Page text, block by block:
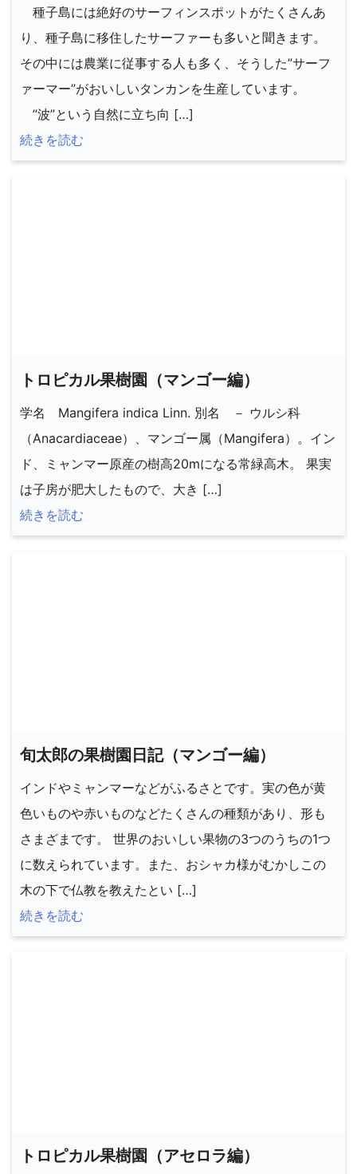
種子島には絶好のサーフィンスポットがたくさんあ
り、種子島に移住したサーファーも多いと聞きます。
その中には農業に従事する人も多く、そうした”サーフ
ァーマー”がおいしいタンカンを生産しています。
”波”という自然に立ち向 […]
続きを読む
トロピカル果樹園（マンゴー編）
学名 Mangifera indica Linn. 別名 － ウルシ科
（Anacardiaceae）、マンゴー属（Mangifera）。イン
ド、ミャンマー原産の樹高20mになる常緑高木。 果実
は子房が肥大したもので、大き […]
続きを読む
旬太郎の果樹園日記（マンゴー編）
インドやミャンマーなどがふるさとです。実の色が黄
色いものや赤いものなどたくさんの種類があり、形も
さまざまです。 世界のおいしい果物の3つのうちの1つ
に数えられています。また、おシャカ様がむかしこの
木の下で仏教を教えたとい […]
続きを読む
トロピカル果樹園（アセロラ編）